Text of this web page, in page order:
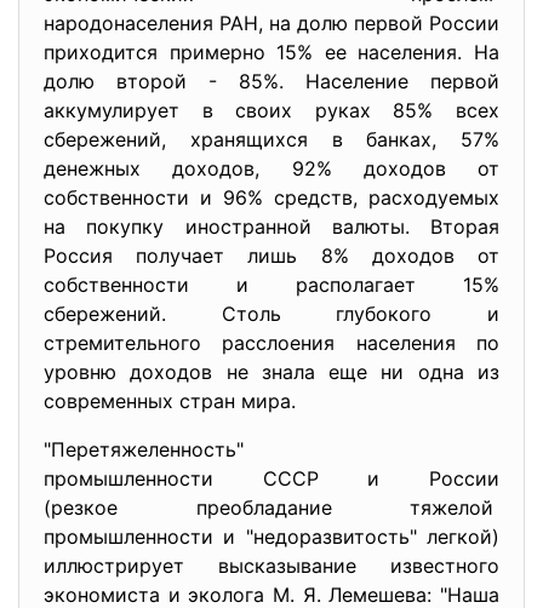
народонаселения РАН, на долю первой России
приходится примерно 15% ее населения. На
долю второй - 85%. Население первой
аккумулирует в своих руках 85% всех
сбережений, хранящихся в банках, 57%
денежных доходов, 92% доходов от
собственности и 96% средств, расходуемых
на покупку иностранной валюты. Вторая
Россия получает лишь 8% доходов от
собственности и располагает 15%
сбережений. Столь глубокого и
стремительного расслоения населения по
уровню доходов не знала еще ни одна из
современных стран мира.
"Перетяжеленность"
промышленности СССР и России
(резкое преобладание тяжелой
промышленности и "недоразвитость" легкой)
иллюстрирует высказывание известного
экономиста и эколога М. Я. Лемешева: "Наша